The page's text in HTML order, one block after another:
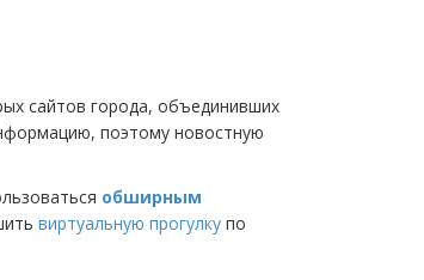
сайтов города, объединивших
поэтому новостную
обширным
виртуальную прогулку по